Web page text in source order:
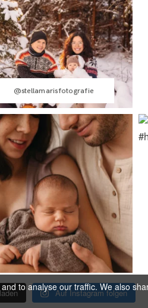
@stellamarisfotografie
Auf Instagram folgen
to analyse our traffic. We also